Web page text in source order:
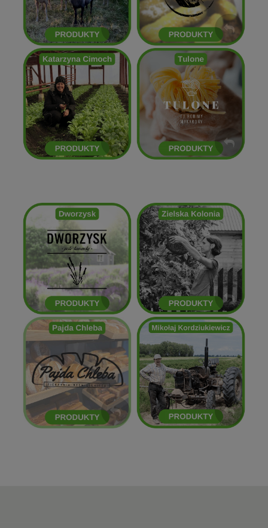
Kasia Cimoch
ZOBACZ
Dworzysk
ZOBACZ
Zielska Kolonia
Pajda Chleba
ZOBACZ
Mikołaj Kordziukiewicz
ZOBACZ